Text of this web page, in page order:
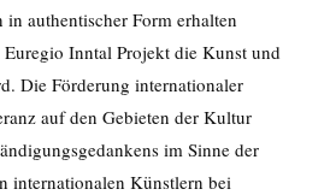
authentischer Form erhalten
Inntal Projekt die Kunst und
Die Förderung internationaler
auf den Gebieten der Kultur
im Sinne der
internationalen Künstlern bei